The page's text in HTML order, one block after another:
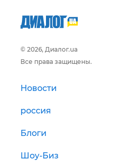
© 2026, Диалог.ua
Все права защищены.
Новости
россия
Блоги
Шоу-Биз